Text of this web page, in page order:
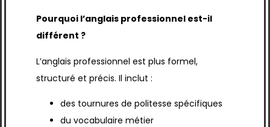
Pourquoi l’anglais professionnel est-il
différent ?
L’anglais professionnel est plus formel,
structuré et précis. Il inclut :
des tournures de politesse spécifiques
du vocabulaire métier